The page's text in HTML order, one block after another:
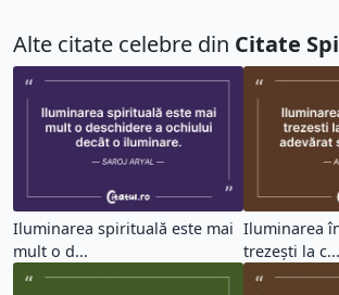
Alte citate celebre din Citate
Iluminarea spirituală este mai
mult o d...
Iluminarea
trezești la c...